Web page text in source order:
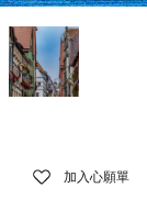
加入心願單